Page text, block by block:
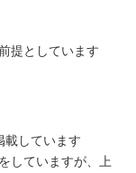
提としています
しています
していますが、上